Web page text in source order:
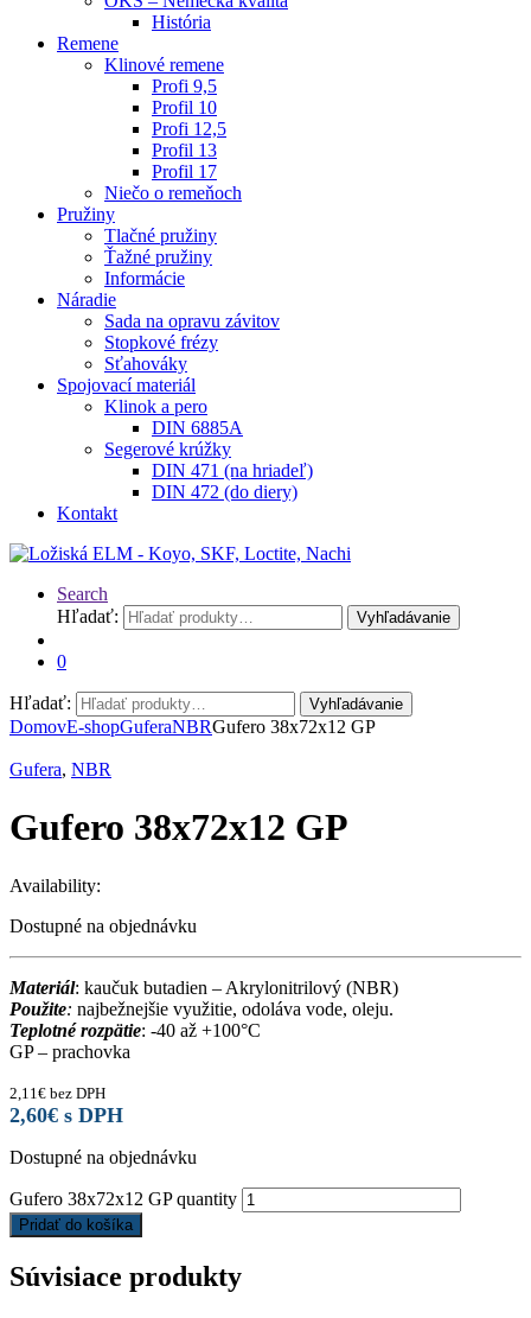
História
Remene
Klinové remene
Profi 9,5
Profil 10
Profi 12,5
Profil 13
Profil 17
Niečo o remeňoch
Pružiny
Tlačné pružiny
Ťažné pružiny
Informácie
Náradie
Sada na opravu závitov
Stopkové frézy
Sťahováky
Spojovací materiál
Klinok a pero
DIN 6885A
Segerové krúžky
DIN 471 (na hriadeľ)
DIN 472 (do diery)
Kontakt
Search
Hľadať:
Vyhľadávanie
0
Hľadať: Vyhľadávanie
DomovE-shopGuferaNBRGufero 38x72x12 GP
Gufera, NBR
Gufero 38x72x12 GP
Availability:
Dostupné na objednávku
Materiál: kaučuk butadien – Akrylonitrilový (NBR)
Použite: najbežnejšie využitie, odoláva vode, oleju.
Teplotné rozpätie: -40 až +100°C
GP – prachovka
2,11 € bez DPH
2,60€ s DPH
Dostupné na objednávku
Gufero 38x72x12 GP quantity
Pridať do košíka
Súvisiace produkty